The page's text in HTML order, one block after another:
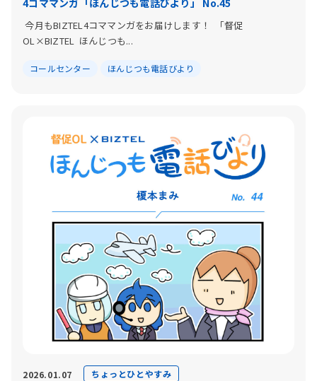
4コママンガ「ほんじつも電話びより」 No.45
今月もBIZTEL4コママンガをお届けします！ 「督促
OL×BIZTEL ほんじつも...
コールセンター ほんじつも電話びより
2026.01.07 ちょっとひとやすみ